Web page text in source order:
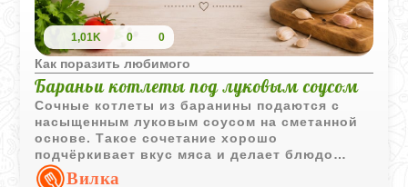
1,01K 0 0
Как поразить любимого
Бараньи котлеты под луковым соусом
Сочные котлеты из баранины подаются с
насыщенным луковым соусом на сметанной
основе. Такое сочетание хорошо
подчёркивает вкус мяса и делает блюдо
особенно выразительным.
Вилка